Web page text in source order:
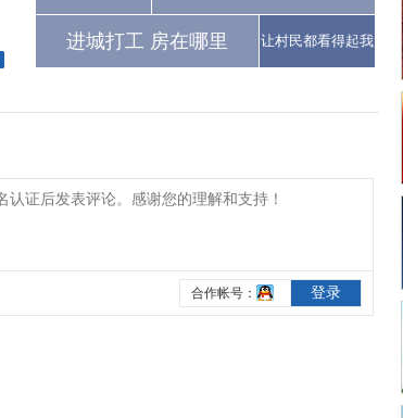
进城打工 房在哪里 让村民都看得起我